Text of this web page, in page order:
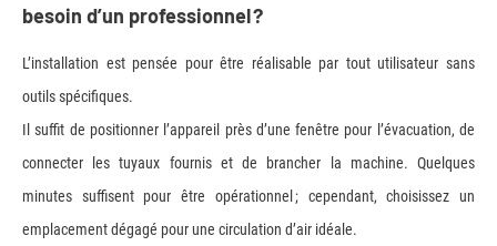
besoin d’un professionnel ?
L’installation est pensée pour être réalisable par tout utilisateur sans
outils spécifiques.
Il suffit de positionner l’appareil près d’une fenêtre pour l’évacuation, de
connecter les tuyaux fournis et de brancher la machine. Quelques
minutes suffisent pour être opérationnel ; cependant, choisissez un
emplacement dégagé pour une circulation d’air idéale.